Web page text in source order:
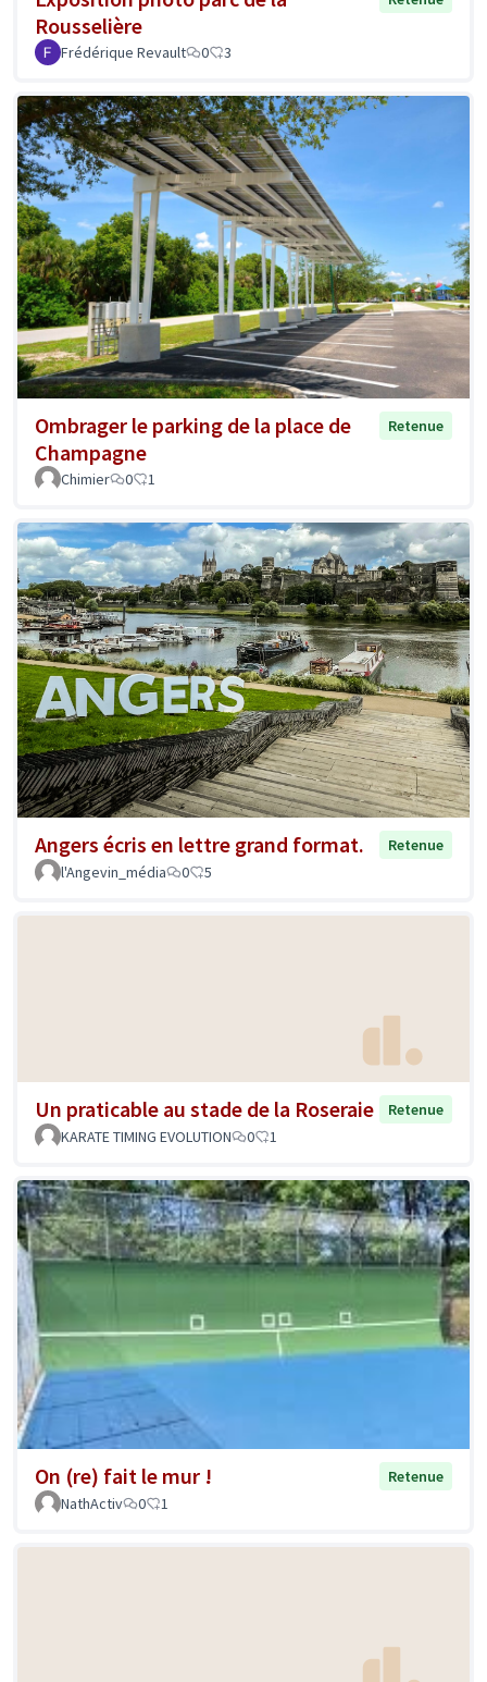
Rousselière
Frédérique Revault 0 3
Ombrager le parking de la place de
Champagne
Retenue
Chimier 0 1
Angers écris en lettre grand format.
Retenue
l'Angevin_média
0 5
Un praticable au stade de la Roseraie
Retenue
KARATE TIMING EVOLUTION
0 1
On (re) fait le mur !
Retenue
NathActiv
0 1